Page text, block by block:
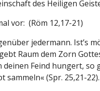
des Heiligen
vor: (Röm 12,17-21)
jedermann. Ist’s
Raum dem Zorn
Feind hungert,
(Spr. 25,21-22).